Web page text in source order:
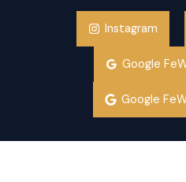
Instagram
Google
Google